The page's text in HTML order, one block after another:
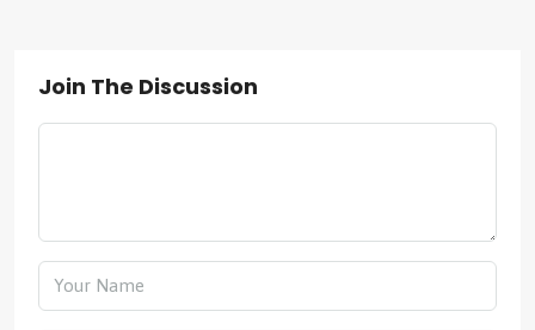
Join The Discussion